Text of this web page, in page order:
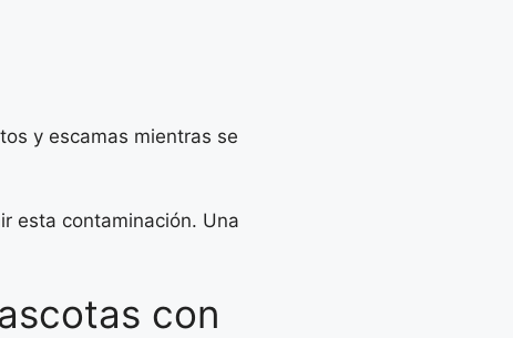
y escamas mientras se
esta contaminación. Una
con